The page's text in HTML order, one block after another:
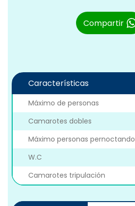
Compartir
Características
Máximo de personas
Camarotes dobles
Máximo personas pernoctando
W.C
Camarotes tripulación